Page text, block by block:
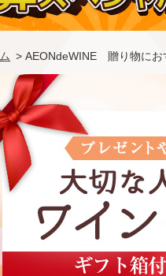
> AEONdeWINE 贈り物にお